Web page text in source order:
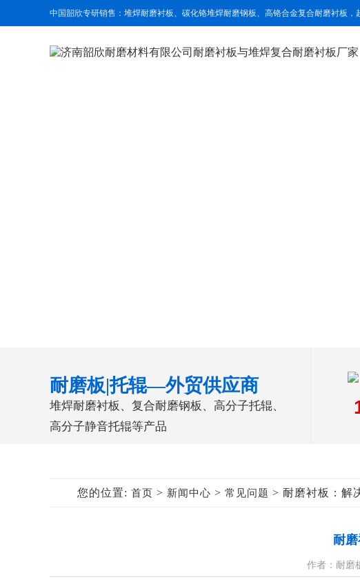
中国韶欣专研销售：堆焊耐磨衬板、碳化铬堆焊耐磨钢板、高铬合金复合耐磨衬板
耐磨板|托辊—外贸供应商
堆焊耐磨衬板、复合耐磨钢板、高分子托辊、
高分子静音托辊等产品
您的位置: 首页 > 新闻中心 > 常见问题 > 耐磨衬板：解
耐
作者：耐磨